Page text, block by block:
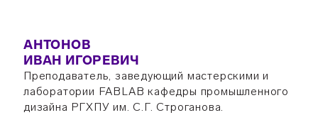
АНТОНОВ
ИВАН ИГОРЕВИЧ
Преподаватель, заведующий мастерскими и
лаборатории FABLAB кафедры промышленного
дизайна РГХПУ им. С.Г. Строганова.